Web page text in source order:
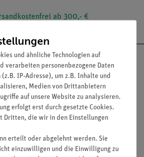
ab 300,- €
Nach oben
Service
und ähnliche Technologien auf
verarbeiten personenbezogene Daten
(z.B. IP-Adresse), um z.B. Inhalte und
Medien von Drittanbietern
auf unsere Website zu analysieren.
erfolgt erst durch gesetzte Cookies.
Dritten, die wir in den Einstellungen
erteilt oder abgelehnt werden. Sie
einzuwilligen und die Einwilligung zu